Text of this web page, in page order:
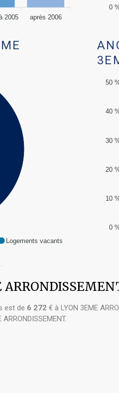
2005 après 2006
0
Logements vacants
50
40
30
20
10
0
est de 6 272 € à LYON 3EME